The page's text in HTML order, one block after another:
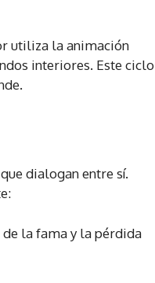
utiliza la animación
interiores. Este ciclo
dialogan entre sí.
la fama y la pérdida